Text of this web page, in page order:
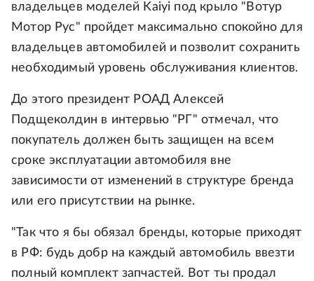
владельцев моделей Kaiyi под крыло "Вотур
Мотор Рус" пройдет максимально спокойно для
владельцев автомобилей и позволит сохранить
необходимый уровень обслуживания клиентов.
До этого президент РОАД Алексей
Подщеколдин в интервью "РГ" отмечал, что
покупатель должен быть защищен на всем
сроке эксплуатации автомобиля вне
зависимости от изменений в структуре бренда
или его присутствии на рынке.
"Так что я бы обязал бренды, которые приходят
в РФ: будь добр на каждый автомобиль ввезти
полный комплект запчастей. Вот ты продал